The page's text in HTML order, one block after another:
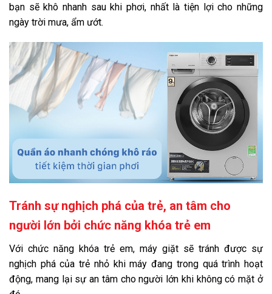
bạn sẽ khô nhanh sau khi phơi, nhất là tiện lợi cho những
ngày trời mưa, ẩm ướt.
Tránh sự nghịch phá của trẻ, an tâm cho
người lớn bởi chức năng khóa trẻ em
Với chức năng khóa trẻ em, máy giặt sẽ tránh được sự
nghịch phá của trẻ nhỏ khi máy đang trong quá trình hoạt
động, mang lại sự an tâm cho người lớn khi không có mặt ở